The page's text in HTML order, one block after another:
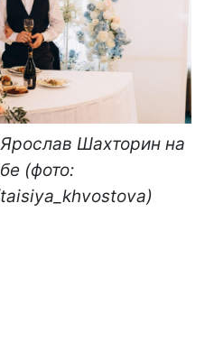
Шахторин на
(фото: